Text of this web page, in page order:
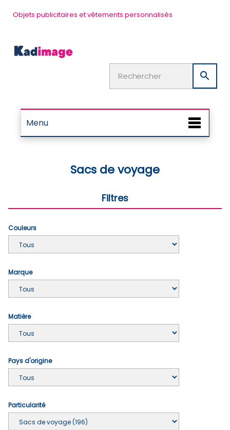
Objets publicitaires et vêtements personnalisés

Menu
Sacs de voyage
Filtres
Couleurs
Marque
Matière
Pays d'origine
Particularité